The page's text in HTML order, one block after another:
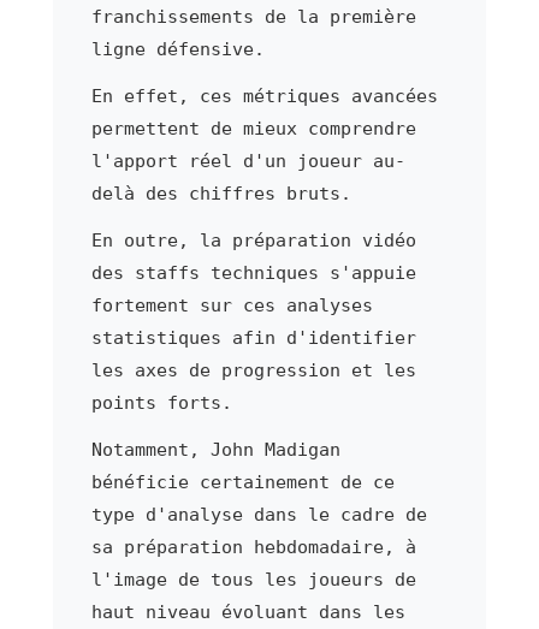
franchissements de la première
ligne défensive.
En effet, ces métriques avancées
permettent de mieux comprendre
l'apport réel d'un joueur au-
delà des chiffres bruts.
En outre, la préparation vidéo
des staffs techniques s'appuie
fortement sur ces analyses
statistiques afin d'identifier
les axes de progression et les
points forts.
Notamment, John Madigan
bénéficie certainement de ce
type d'analyse dans le cadre de
sa préparation hebdomadaire, à
l'image de tous les joueurs de
haut niveau évoluant dans les